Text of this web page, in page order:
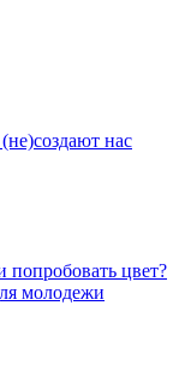
нас
попробовать цвет?
молодежи